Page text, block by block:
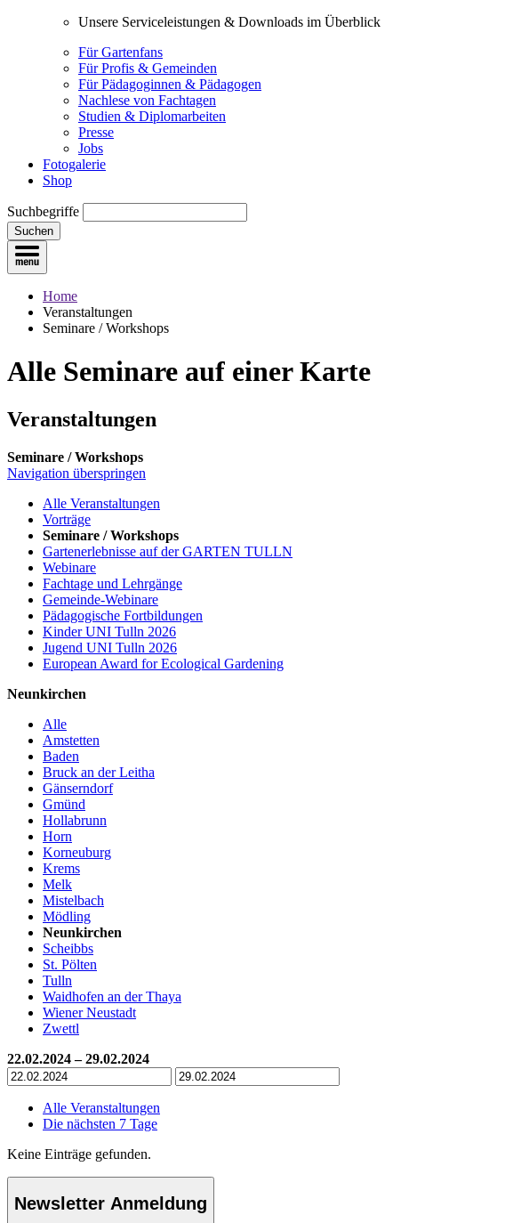
Unsere Serviceleistungen & Downloads im Überblick
Für Gartenfans
Für Profis & Gemeinden
Für Pädagoginnen & Pädagogen
Nachlese von Fachtagen
Studien & Diplomarbeiten
Presse
Jobs
Fotogalerie
Shop
Suchbegriffe
Suchen
Home
Veranstaltungen
Seminare / Workshops
Alle Seminare auf einer Karte
Veranstaltungen
Seminare / Workshops
Navigation überspringen
Alle Veranstaltungen
Vorträge
Seminare / Workshops
Gartenerlebnisse auf der GARTEN TULLN
Webinare
Fachtage und Lehrgänge
Gemeinde-Webinare
Pädagogische Fortbildungen
Kinder UNI Tulln 2026
Jugend UNI Tulln 2026
European Award for Ecological Gardening
Neunkirchen
Alle
Amstetten
Baden
Bruck an der Leitha
Gänserndorf
Gmünd
Hollabrunn
Horn
Korneuburg
Krems
Melk
Mistelbach
Mödling
Neunkirchen
Scheibbs
St. Pölten
Tulln
Waidhofen an der Thaya
Wiener Neustadt
Zwettl
22.02.2024 – 29.02.2024
Alle Veranstaltungen
Die nächsten 7 Tage
Keine Einträge gefunden.
Newsletter Anmeldung